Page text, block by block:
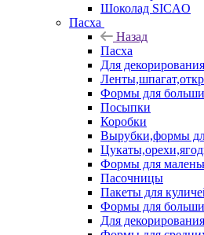
Шоколад SICAO
Пасха
Назад
Пасха
Для
Формы для
Посыпки
Коробки
Вырубки,формы
Формы для
Пасочницы
Пакеты для
Формы для
Для